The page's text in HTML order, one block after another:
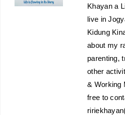
Khayan a
live in
Kidung
about my
parenting,
other
& Working
free to